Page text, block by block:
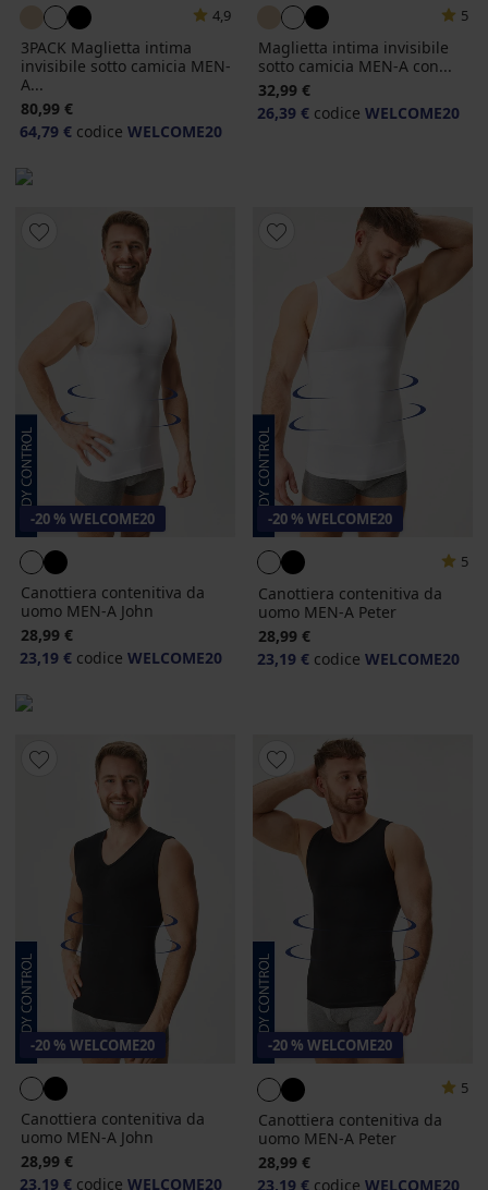
4,9
3PACK Maglietta intima
invisibile sotto camicia MEN-
A...
80,99 €
64,79 € codice WELCOME20
5
Maglietta intima invisibile
sotto camicia MEN-A con...
32,99 €
26,39 € codice WELCOME20
-20 % WELCOME20
Canottiera contenitiva da
uomo MEN-A John
28,99 €
23,19 € codice WELCOME20
-20 % WELCOME20
5
Canottiera contenitiva da
uomo MEN-A Peter
28,99 €
23,19 € codice WELCOME20
-20 % WELCOME20
Canottiera contenitiva da
uomo MEN-A John
28,99 €
23,19 € codice WELCOME20
-20 % WELCOME20
5
Canottiera contenitiva da
uomo MEN-A Peter
28,99 €
23,19 € codice WELCOME20